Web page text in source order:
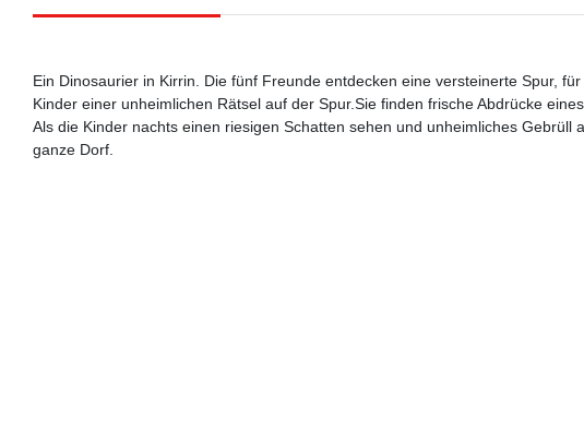
Ein Dinosaurier in Kirrin. Die fünf Freunde entdecken eine versteinerte Spur,
Kinder einer unheimlichen Rätsel auf der Spur.Sie finden frische Abdrücke
Als die Kinder nachts einen riesigen Schatten sehen und unheimliches
ganze Dorf.